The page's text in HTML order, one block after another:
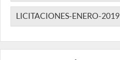
LICITACIONES-ENERO-2019